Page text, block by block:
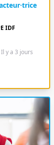
IDF
Il y a 3 jours